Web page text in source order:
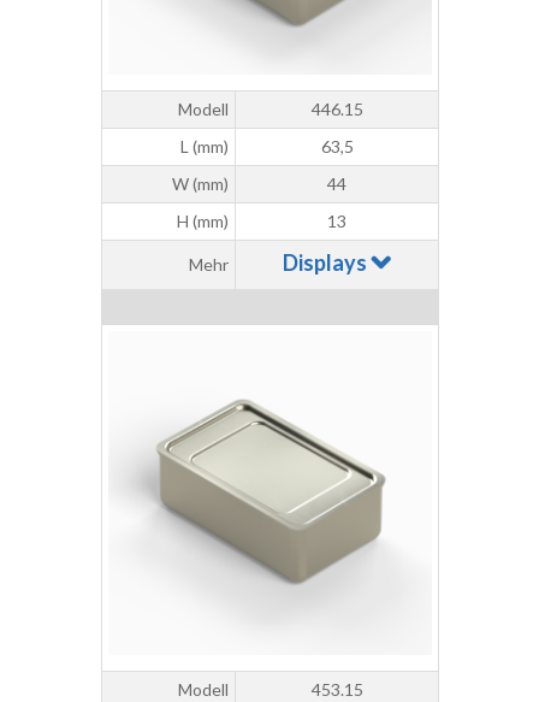
Modell
446.15
L (mm)
63,5
W (mm)
44
H (mm)
13
Mehr Displays
Modell
453.15